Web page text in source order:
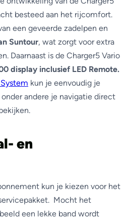
besteed aan het rijcomfort.
een geveerde zadelpen en
Suntour, wat zorgt voor extra
Daarnaast is de Charger5 Vario
display inclusief LED Remote.
kun je eenvoudig je
andere je navigatie direct
en
kun je kiezen voor het
Mocht het
een lekke band wordt